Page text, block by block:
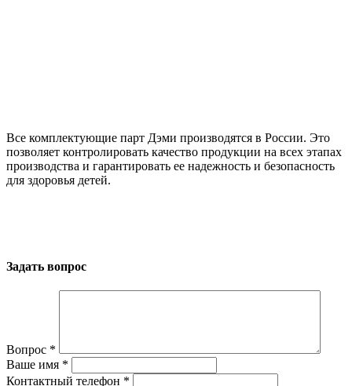
Все комплектующие парт Дэми производятся в России. Это
позволяет контролировать качество продукции на всех этапах
производства и гарантировать ее надежность и безопасность
для здоровья детей.
Задать вопрос
Вопрос *
Ваше имя *
Контактный телефон *